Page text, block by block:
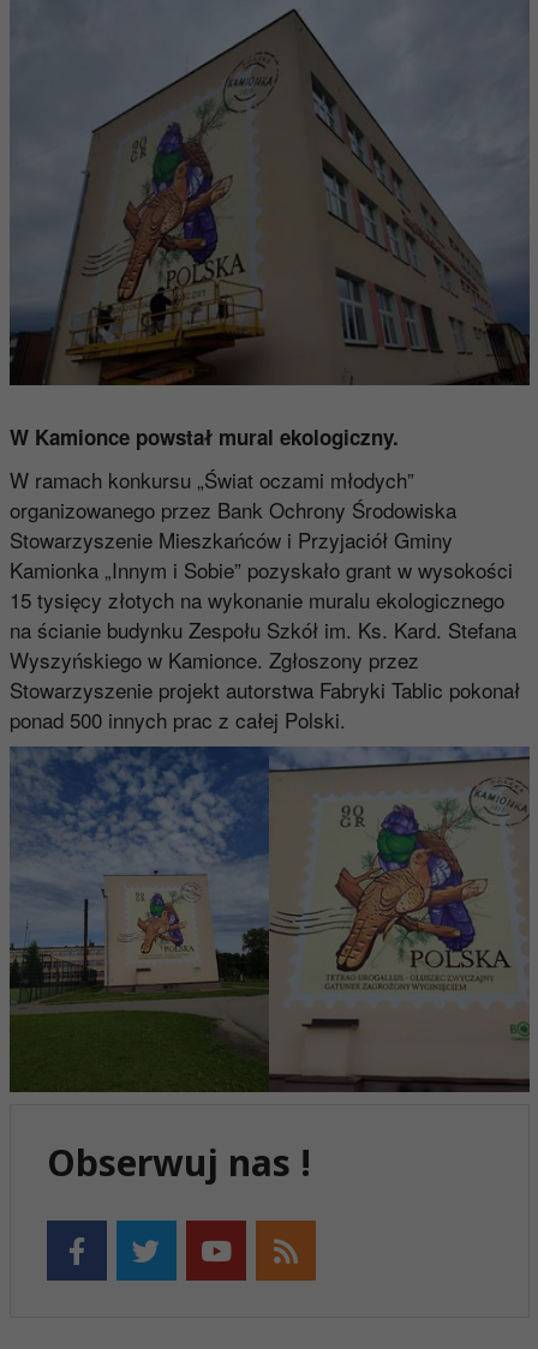
W Kamionce powstał mural ekologiczny.
W ramach konkursu „Świat oczami młodych”
organizowanego przez Bank Ochrony Środowiska
Stowarzyszenie Mieszkańców i Przyjaciół Gminy
Kamionka „Innym i Sobie” pozyskało grant w wysokości
15 tysięcy złotych na wykonanie muralu ekologicznego
na ścianie budynku Zespołu Szkół im. Ks. Kard. Stefana
Wyszyńskiego w Kamionce. Zgłoszony przez
Stowarzyszenie projekt autorstwa Fabryki Tablic pokonał
ponad 500 innych prac z całej Polski.
Obserwuj nas !